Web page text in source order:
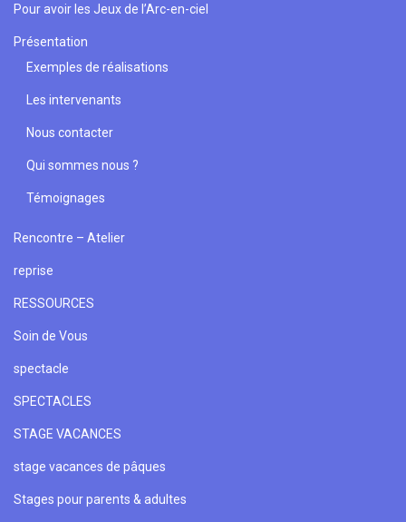
Pour avoir les Jeux de l’Arc-en-ciel
Présentation
Exemples de réalisations
Les intervenants
Nous contacter
Qui sommes nous ?
Témoignages
Rencontre – Atelier
reprise
RESSOURCES
Soin de Vous
spectacle
SPECTACLES
STAGE VACANCES
stage vacances de pâques
Stages pour parents & adultes